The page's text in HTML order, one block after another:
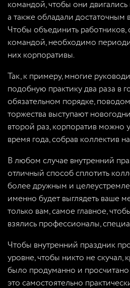
командой, чтобы они
а также обладали
Чтобы объединить работников,
командой, необходимо
них корпоративы.
Так, к примеру, многие
подобную практику два раза в
обязательном порядке,
торжества выступают
второй раз, корпоратив можно
время года, собрав коллектив
В любом случае внутренний
отличный способ сплотить
более дружным и
именно будет выглядеть ваше
только вам, самое главное,
взялись профессионалы,
Чтобы внутренний праздник
уровне, чтобы никто не скучал,
было продуманно и просчитано
это самостоятельно